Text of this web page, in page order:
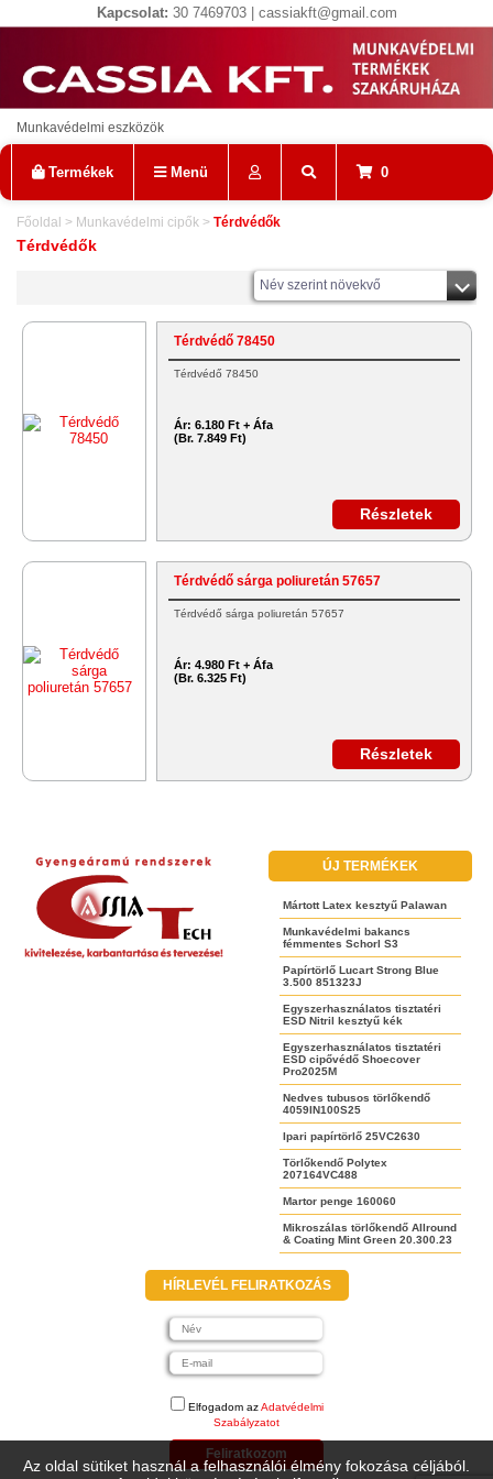
Az oldal sütiket használ a felhasználói élmény fokozása céljából.
Kapcsolat: 30 7469703 | cassiakft@gmail.com
Munkavédelmi eszközök
Termékek Menü 0
Főoldal > Munkavédelmi cipők > Térdvédők
Térdvédők
Név szerint növekvő
Térdvédő 78450
Térdvédő 78450
Ár: 6.180 Ft + Áfa
(Br. 7.849 Ft)
Részletek
Térdvédő sárga poliuretán 57657
Térdvédő sárga poliuretán 57657
Ár: 4.980 Ft + Áfa
(Br. 6.325 Ft)
Részletek
ÚJ TERMÉKEK
Mártott Latex kesztyű Palawan
Munkavédelmi bakancs
fémmentes Schorl S3
Papírtörlő Lucart Strong Blue
3.500 851323J
Egyszerhasználatos tisztatéri
ESD Nitril kesztyű kék
Egyszerhasználatos tisztatéri
ESD cipővédő Shoecover
Pro2025M
Nedves tubusos törlőkendő
4059IN100S25
Ipari papírtörlő 25VC2630
Törlőkendő Polytex
207164VC488
Martor penge 160060
Mikroszálas törlőkendő Allround
& Coating Mint Green 20.300.23
HÍRLEVÉL FELIRATKOZÁS
Elfogadom azAdatvédelmi
Szabályzatot
Feliratkozom